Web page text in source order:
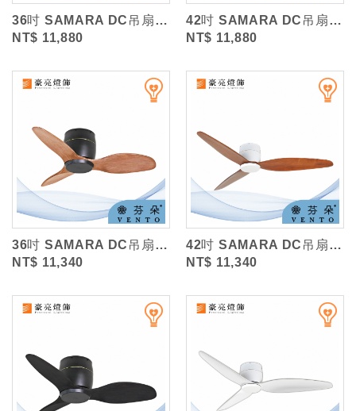
36吋 SAMARA DC吊扇/鐵灰木紋實木葉片/附遙控 (VENTO芬朵)
NT$ 11,880
42吋 SAMARA DC吊扇/鐵灰木紋實木葉片/附遙控 (VENTO芬朵)
NT$ 11,880
36吋 SAMARA DC吊扇/木紋實木葉片/附遙控 (VENTO芬朵)
NT$ 11,340
42吋 SAMARA DC吊扇/木紋實木葉片/附遙控 (VENTO芬朵)
NT$ 11,340